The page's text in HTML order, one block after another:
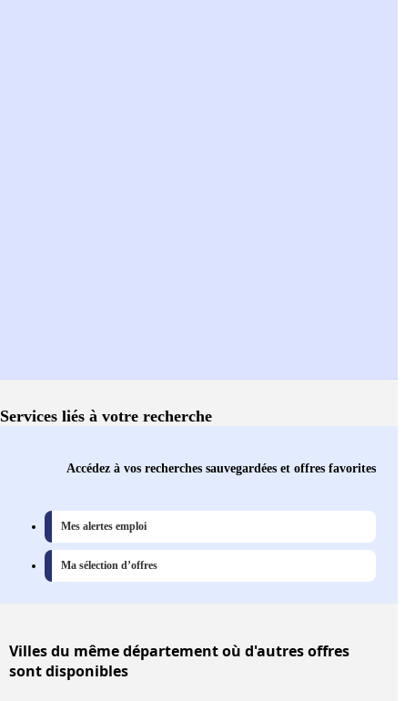
Services liés à votre recherche
Accédez à vos recherches sauvegardées et offres favorites
Mes alertes emploi
Ma sélection d’offres
Villesdu même département où d'autres offres
sont disponibles